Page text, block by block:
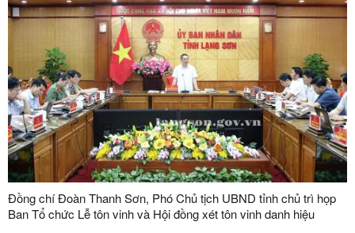
Đồng chí Đoàn Thanh Sơn, Phó Chủ tịch UBND tỉnh chủ trì họp
Ban Tổ chức Lễ tôn vinh và Hội đồng xét tôn vinh danh hiệu